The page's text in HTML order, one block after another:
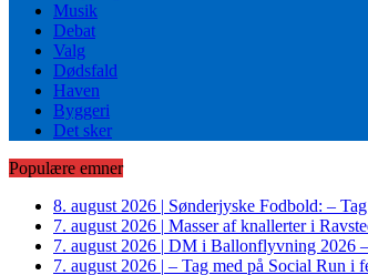
Musik
Debat
Valg
Dødsfald
Haven
Byggeri
Det sker
Populære emner
8. august 2026 | Sønderjyske Fodbold: –
7. august 2026 | Masser af knallerter i
7. august 2026 | DM i Ballonflyvning 2026
7. august 2026 | – Tag med på Social Run i